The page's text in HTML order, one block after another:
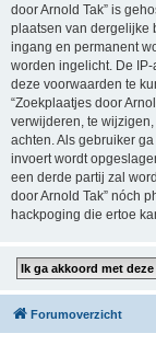
door Arnold Tak” is
plaatsen van dergelijke
ingang en permanent
worden ingelicht. De
deze voorwaarden te
“Zoekplaatjes door
verwijderen, te
achten. Als gebruiker
invoert wordt
een derde partij zal
door Arnold Tak” nóch
hackpoging die ertoe
Forumoverzicht